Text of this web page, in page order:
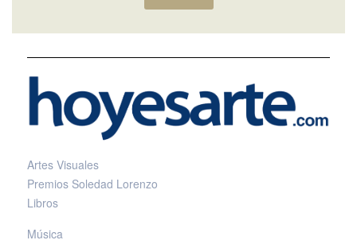
Artes Visuales
Premios Soledad Lorenzo
Libros
Música